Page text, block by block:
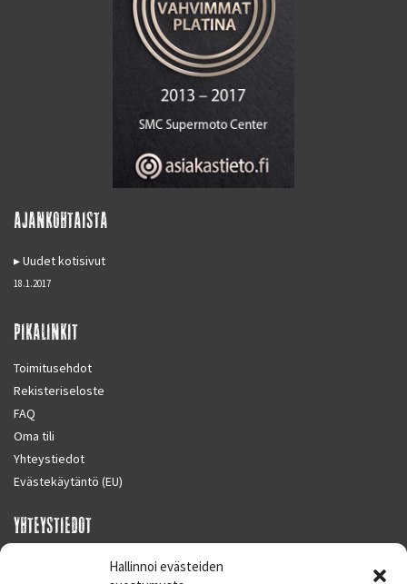
Hallinnoi evästeiden
AJANKOHTAISTA
Uudet kotisivut
18.1.2017
PIKALINKIT
Toimitusehdot
Rekisteriseloste
FAQ
Oma tili
Yhteystiedot
Evästekäytäntö (EU)
YHTEYSTIEDOT
SUPERMOTO CENTER